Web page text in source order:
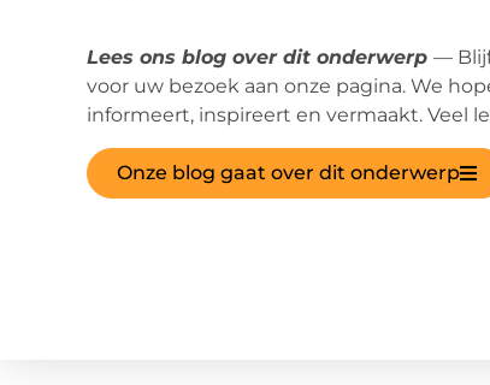
Lees ons blog over dit onderwerp —
voor uw bezoek aan onze pagina. We
informeert, inspireert en vermaakt. Veel
Onze blog gaat over dit onderwerp